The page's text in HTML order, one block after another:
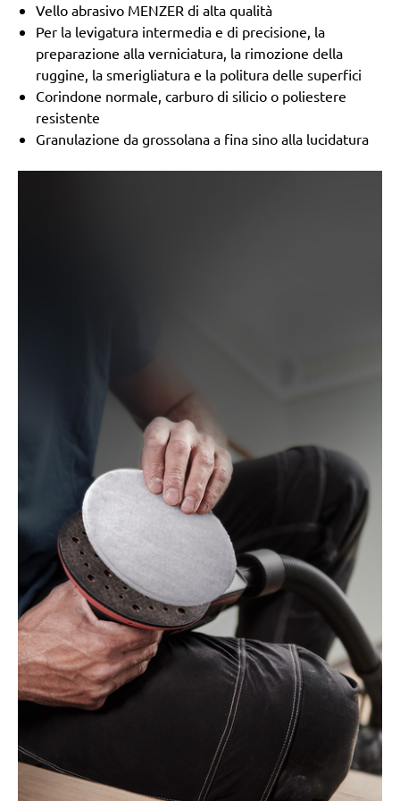
Vello abrasivo MENZER di alta qualità
Per la levigatura intermedia e di precisione, la
preparazione alla verniciatura, la rimozione della
ruggine, la smerigliatura e la politura delle superfici
Corindone normale, carburo di silicio o poliestere
resistente
Granulazione da grossolana a fina sino alla lucidatura